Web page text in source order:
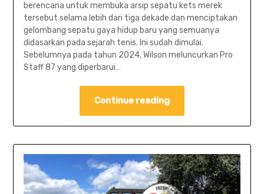
berencana untuk membuka arsip sepatu kets merek
tersebut selama lebih dari tiga dekade dan menciptakan
gelombang sepatu gaya hidup baru yang semuanya
didasarkan pada sejarah tenis. Ini sudah dimulai.
Sebelumnya pada tahun 2024, Wilson meluncurkan Pro
Staff 87 yang diperbarui…
Continue reading